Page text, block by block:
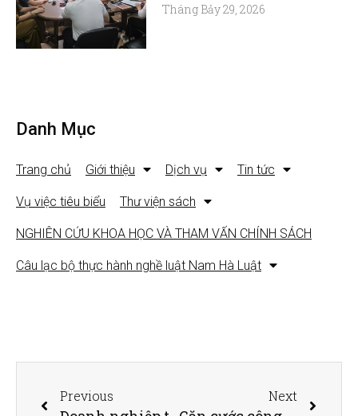
Tháng Bảy 29, 2026
Danh Mục
Trang chủ Giới thiệu Dịch vụ Tin tức
Vụ việc tiêu biểu Thư viện sách
NGHIÊN CỨU KHOA HỌC VÀ THAM VẤN CHÍNH SÁCH
Câu lạc bộ thực hành nghề luật Nam Hà Luật
Previous Next